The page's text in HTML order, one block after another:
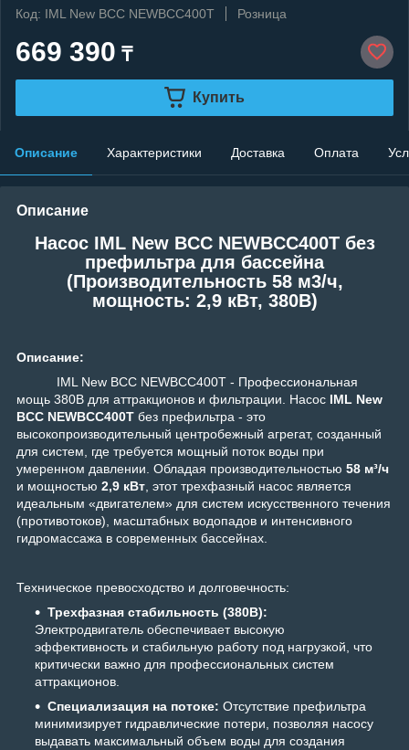
Код: IML New BCC NEWBCC400T
Розница
669 390 ₸
Купить
Описание Характеристики Доставка Оплата
Описание
Насос IML New BCC NEWBCC400T без
префильтра для бассейна
(Производительность 58 м3/ч,
мощность: 2,9 кВт, 380В)
Описание:
IML New BCC NEWBCC400T - Профессиональная
мощь 380В для аттракционов и фильтрации. Насос IML New
BCC NEWBCC400T без префильтра - это
высокопроизводительный центробежный агрегат, созданный
для систем, где требуется мощный поток воды при
умеренном давлении. Обладая производительностью 58 м³/ч
и мощностью 2,9 кВт, этот трехфазный насос является
идеальным «двигателем» для систем искусственного течения
(противотоков), масштабных водопадов и интенсивного
гидромассажа в современных бассейнах.
Техническое превосходство и долговечность:
Трехфазная стабильность (380В):
Электродвигатель обеспечивает высокую
эффективность и стабильную работу под нагрузкой, что
критически важно для профессиональных систем
аттракционов.
Специализация на потоке: Отсутствие префильтра
минимизирует гидравлические потери, позволяя насосу
выдавать максимальный объем воды для создания